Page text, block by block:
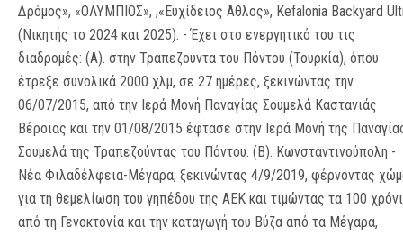
Δρόμος», «ΟΛΥΜΠΙΟΣ», ,«Ευχίδειος Άθλος», Kefalonia Backyard
(Νικητής το 2024 και 2025). - Έχει στο ενεργητικό του τις
διαδρομές: (Α). στην Τραπεζούντα του Πόντου (Τουρκία), όπου
έτρεξε συνολικά 2000 χλμ, σε 27 ημέρες, ξεκινώντας την
06/07/2015, από την Ιερά Μονή Παναγίας Σουμελά Καστανιάς
Βέροιας και την 01/08/2015 έφτασε στην Ιερά Μονή της
Σουμελά της Τραπεζούντας του Πόντου. (Β). Κωνσταντινούπολη -
Νέα Φιλαδέλφεια-Μέγαρα, ξεκινώντας 4/9/2019, φέρνοντας
για τη θεμελίωση του γηπέδου της ΑΕΚ και τιμώντας τα 100
από τη Γενοκτονία και την καταγωγή του Βύζα από τα Μέγαρα,